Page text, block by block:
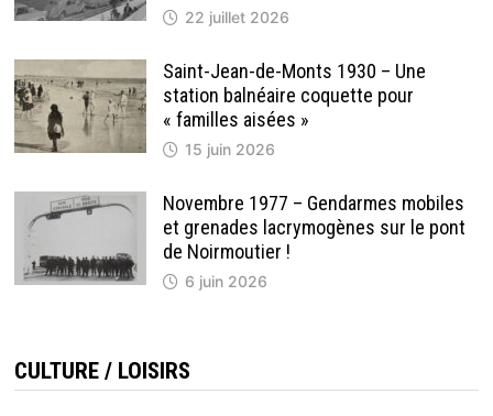
22 juillet 2026
Saint-Jean-de-Monts 1930 – Une
station balnéaire coquette pour
« familles aisées »
15 juin 2026
Novembre 1977 – Gendarmes mobiles
et grenades lacrymogènes sur le pont
de Noirmoutier !
6 juin 2026
CULTURE / LOISIRS